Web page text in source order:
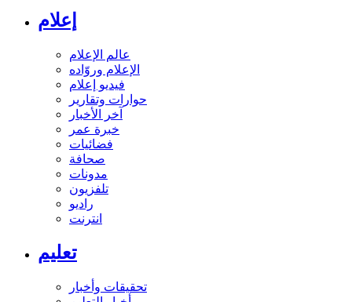
إعلام
عالم الإعلام
الإعلام وروّاده
فيديو إعلام
حوارات وتقارير
آخر الأخبار
خبرة عمر
فضائيات
صحافة
مدونات
تلفزيون
راديو
انترنت
تعليم
تحقيقات وأخبار